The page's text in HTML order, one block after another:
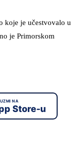
koje je učestvovalo u
je Primorskom
NA
Store-u